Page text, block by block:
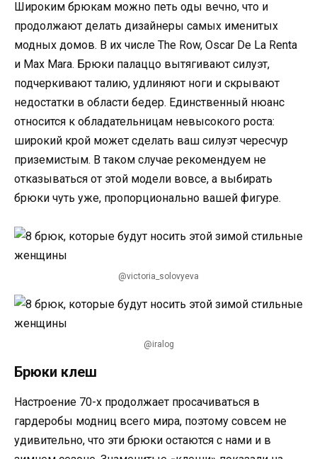
Широким брюкам можно петь оды вечно, что и
продолжают делать дизайнеры самых именитых
модных домов. В их числе The Row, Oscar De La Renta
и Max Mara. Брюки палаццо вытягивают силуэт,
подчеркивают талию, удлиняют ноги и скрывают
недостатки в области бедер. Единственный нюанс
относится к обладательницам невысокого роста:
широкий крой может сделать ваш силуэт чересчур
приземистым. В таком случае рекомендуем не
отказываться от этой модели вовсе, а выбирать
брюки чуть уже, пропорционально вашей фигуре.
@victoria_solovyeva
@iralog
Брюки клеш
Настроение 70-х продолжает просачиваться в
гардеробы модниц всего мира, поэтому совсем не
удивительно, что эти брюки остаются с нами и в